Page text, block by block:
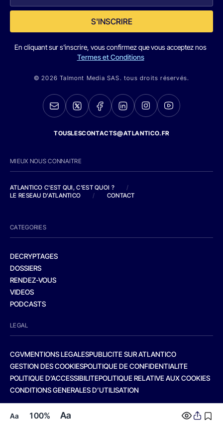
Aa 100% Aa
S'INSCRIRE
En cliquant sur s'inscrire, vous confirmez que vous acceptez nos
Termes et Conditions
© 2026 Talmont Media SAS. tous droits réservés.
TOUSLESCONTACTS@ATLANTICO.FR
MIEUX NOUS CONNAITRE
ATLANTICO C'EST QUI, C'EST QUOI ?
/
LE RESEAU D'ATLANTICO
/ CONTACT
CATEGORIES
DECRYPTAGES
DOSSIERS
RENDEZ-VOUS
VIDEOS
PODCASTS
LEGAL
CGVMENTIONS LEGALESPUBLICITE SUR ATLANTICO
GESTION DES COOKIESPOLITIQUE DE CONFIDENTIALITE
POLITIQUE D’ACCESSIBILITEPOLITIQUE RELATIVE AUX COOKIES
CONDITIONS GENERALES D’UTILISATION